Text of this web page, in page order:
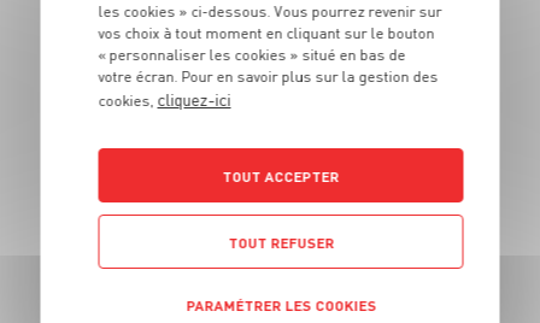
OCÉAN PACIFIQUE
les cookies » ci-dessous. Vous pourrez revenir sur
vos choix à tout moment en cliquant sur le bouton
« personnaliser les cookies » situé en bas de
votre écran. Pour en savoir plus sur la gestion des
cookies, cliquez-ici
TOUT ACCEPTER
TOUT REFUSER
PARAMÉTRER LES COOKIES